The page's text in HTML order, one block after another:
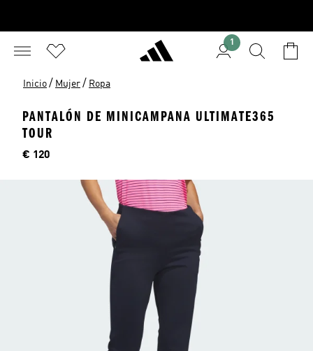
1
Inicio / Mujer / Ropa
PANTALÓN DE MINICAMPANA ULTIMATE365
TOUR
Precio
€ 120